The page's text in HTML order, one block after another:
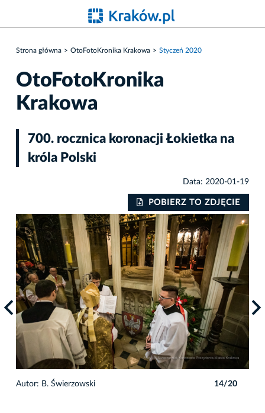
Strona główna OtoFotoKronika Krakowa Styczeń 2020
OtoFotoKronika
Krakowa
700. rocznica koronacji Łokietka na
króla Polski
Data: 2020-01-19
POBIERZ TO ZDJĘCIE
Autor: B. Świerzowski 14/20